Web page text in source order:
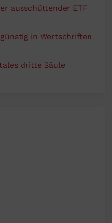
ausschüttender ETF
in Wertschriften
dritte Säule